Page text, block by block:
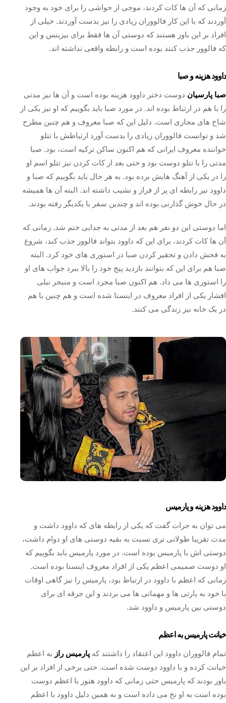
زمانی که آن ها کات کردند، موجی از حواشی را برای خود به وجود
آوردند که با این کار فالووران زیادی را نیز بدست آوردند. خیلی از
افراد بر این باور هستند که دوستی آن ها فقط برای بیزینس و این
که فالوور جذب کنند بوده است و رابطه واقعی نداشته اند.
داوود هزینه و صبا
صبا پارسیان دوست دختر داوود هزینه بوده است و آن ها نیز مدتی
را با هم در ارتباط بوده اند. در مورد صبا باید بگوییم که او نیز یکی از
شاخ های مجازی است. دلیل این که صبا معروف و هم چنین مطرح
شد و توانست فالووران زیادی را بدست آورد ارتباطش با تتلو
خواننده معروف ایرانی که هم اکنون ساکن ترکیه است، بود. صبا
مدتی را با تتلو دوست بود و حتی بعد از کات کردن نیز تتلو اسم او
را در یکی از آهنگ هایش برده بود. به هر حال باید بگوییم که صبا و
داوود نیز رابطه ای پر از فراز و نشیب داشته اند. البته آن ها همیشه
در حال خوش گذارنی بوده اند و چندین سفر با یکدیگر رفته بودند.
اما دوستی این دو نفر هم بعد از مدتی به جدایی ختم شد. زمانی که
آن ها کات کردند، برای این که داوود بتواند فالوور جذب کند، شروع
به فحش دادن و تحقیر کردن صبا در استوری های خود کرد. البته
صبا هم برای این که بتوانند بازدید پیج خود را بالا ببرد جواب های او
را استوری ها می داد. هم اکنون صبا مجرد است و منیجر نیلی
افشار یکی از افراد معروف در اینستا شده است و هم چنین با هم
در یک خانه نیز زندگی می کنند.
داوود هزینه و پارمیس
می توان به جرات گفت که یکی از رابطه های که داوود داشت و
مدت تقریبا طولانی تری نسبت به بقیه دوستی های او دوام داشت،
دوستی اش با پارمیس بوده است. در مورد پارمیس باید بگوییم که
او دوست صمیمی اعظم یکی از افراد معروف اینستا بوده است.
زمانی که اعظم با داوود در ارتباط بود، پارمیس را نیز گاهی اوقات
با خود به پارتی ها و مهمانی ها می بردند و این جرقه ای برای
دوستی بین پارمیس و داوود شد.
خیانت پارمیس به اعظم
تمام فالووران داوود این اعتقاد را داشتند که پارمیس راز به اعظم
خیانت کرده و با داوود دوست شده است. حتی برخی از افراد بر این
باور بودند که پارمیس حتی زمانی که داوود هنوز با اعظم دوست
بوده است به او نخ می داده است و به همین دلیل داوود با اعظم